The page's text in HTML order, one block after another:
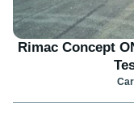
Rimac Concept